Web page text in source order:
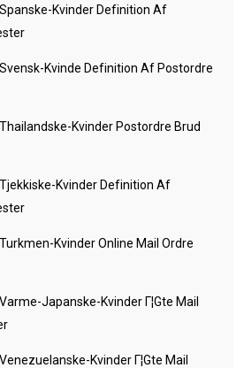
Kvinder Definition Af
Kvinde Definition Af Postordre
Kvinder Postordre Brud
Kvinder Definition Af
Kvinder Online Mail Ordre
Japanske-Kvinder Г¦gte Mail
Kvinder Г¦gte Mail